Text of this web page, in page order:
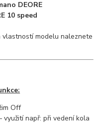
DEORE
10 speed
modelu naleznete
Off
využití např: při vedení kola